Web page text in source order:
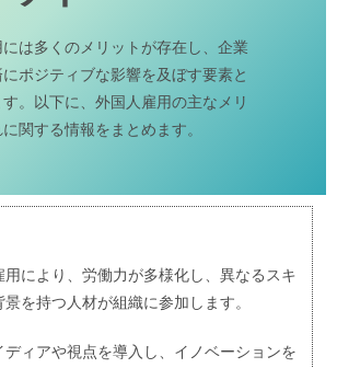
は多くのメリットが存在し、企業
ポジティブな影響を及ぼす要素と
。以下に、外国人雇用の主なメリ
関する情報をまとめます。
により、労働力が多様化し、異なるスキ
を持つ人材が組織に参加します。
ィアや視点を導入し、イノベーションを